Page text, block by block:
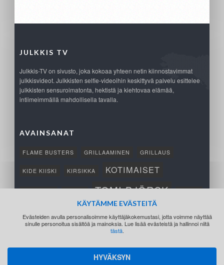
JULKKIS TV
Julkkis-TV on sivusto, joka kokoaa yhteen netin kiinnostavimmat
julkkisvideot. Julkkisten selfie-videoihin keskittyvä palvelu esittelee
julkkisten sensuroimatonta, hektistä ja kiehtovaa elämää,
intiimeimmällä mahdollisella tavalla.
AVAINSANAT
FLAME BUSTERS GRILLAAMINEN GRILLAUS
KIDE KIISKI KIRSIKKA KOTIMAISET
TOMI BJÖRCK
KÄYTÄMME EVÄSTEITÄ
Evästeiden avulla personalisoimme käyttäjäkokemustasi, jotta voimme näyttää
sinulle personoitua sisältöä ja mainoksia. Lue lisää evästeistä ja hallinnoi niitä
tästä.
HYVÄKSYN